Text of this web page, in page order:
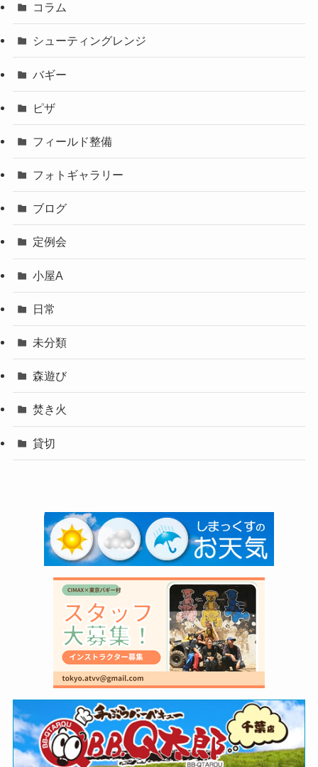
コラム
シューティングレンジ
バギー
ピザ
フィールド整備
フォトギャラリー
ブログ
定例会
小屋A
日常
未分類
森遊び
焚き火
貸切